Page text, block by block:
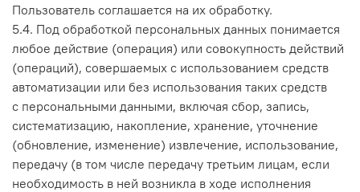
Пользователь соглашается на их обработку.
5.4. Под обработкой персональных данных понимается
любое действие (операция) или совокупность действий
(операций), совершаемых с использованием средств
автоматизации или без использования таких средств
с персональными данными, включая сбор, запись,
систематизацию, накопление, хранение, уточнение
(обновление, изменение) извлечение, использование,
передачу (в том числе передачу третьим лицам, если
необходимость в ней возникла в ходе исполнения